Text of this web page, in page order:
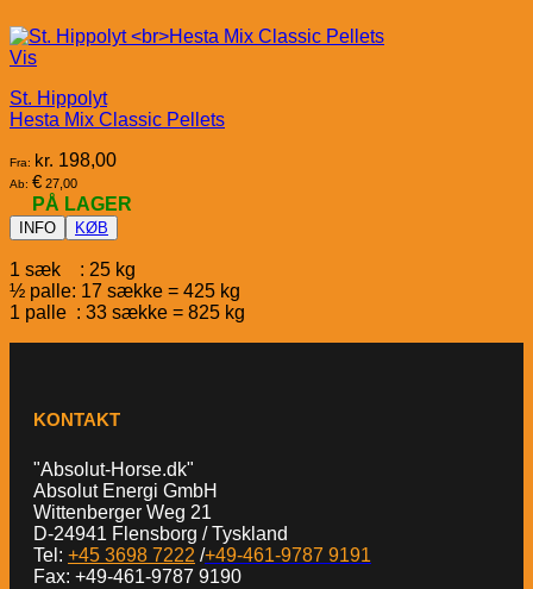
Vis
St. Hippolyt
Hesta Mix Classic Pellets
Fra: kr. 198,00
Ab: € 27,00
PÅ LAGER
INFO KØB
1 sæk : 25 kg
½ palle: 17 sække = 425 kg
1 palle : 33 sække = 825 kg
KONTAKT
"Absolut-Horse.dk"
Absolut Energi GmbH
Wittenberger Weg 21
D-24941 Flensborg / Tyskland
Tel: +45 3698 7222 /+49-461-9787 9191
Fax: +49-461-9787 9190